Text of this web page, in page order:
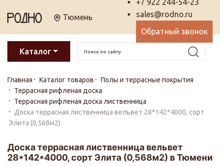
Тюмень
+7 922 244-54-23
sales@rodno.ru
Обратный звонок
Каталог
Главная Каталог товаров
Полы и террасные покрытия
Террасная рифленая доска
Террасная рифленая доска лиственница
Доска террасная лиственница вельвет 28*142*4000, сорт
Элита (0,568м2)
Доска террасная лиственница вельвет
28*142*4000, сорт Элита (0,568м2) в Тюмени